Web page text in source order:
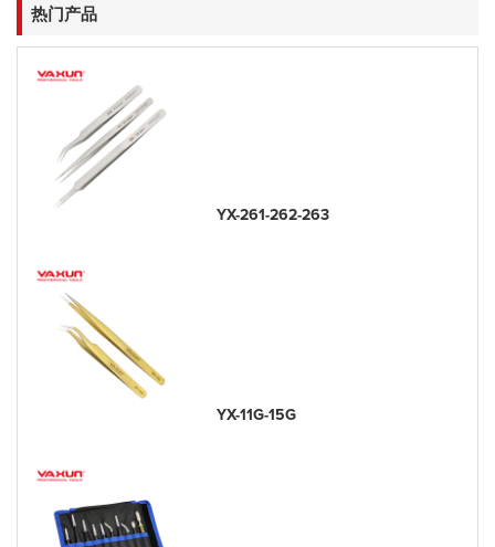
热门产品
YX-261-262-263
YX-11G-15G